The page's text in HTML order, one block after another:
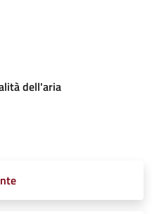
dell'aria